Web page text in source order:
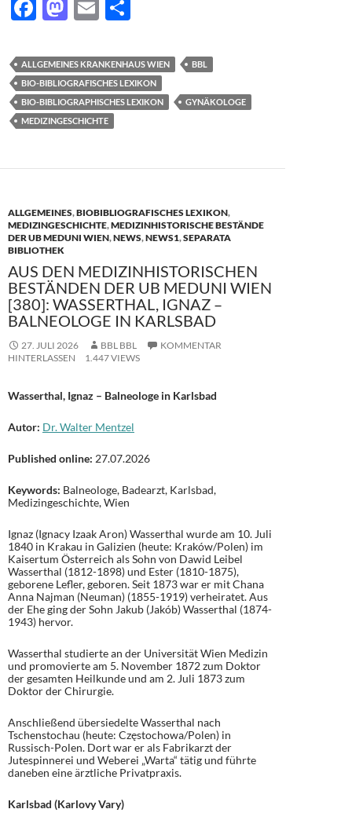
F
e
b
o
o
M
to
d
o
n
E
ail le
n
ALLGEMEINES KRANKENHAUS WIEN
BBL
BIO-BIBLIOGRAFISCHES LEXIKON
BIO-BIBLIOGRAPHISCHES LEXIKON
GYNÄKOLOGE
MEDIZINGESCHICHTE
ALLGEMEINES,BIOBIBLIOGRAFISCHES LEXIKON,
MEDIZINGESCHICHTE,MEDIZINHISTORISCHE BESTÄNDE
DER UB MEDUNI WIEN,NEWS,NEWS1,SEPARATA
BIBLIOTHEK
AUS DEN MEDIZINHISTORISCHEN
BESTÄNDEN DER UB MEDUNI WIEN
[380]: WASSERTHAL, IGNAZ –
BALNEOLOGE IN KARLSBAD
27. JULI 2026 BBL BBL
KOMMENTAR
HINTERLASSEN
1.447 VIEWS
Wasserthal, Ignaz – Balneologe in Karlsbad
Autor: Dr. Walter Mentzel
Published online: 27.07.2026
Keywords: Balneologe, Badearzt, Karlsbad,
Medizingeschichte, Wien
Ignaz (Ignacy Izaak Aron) Wasserthal wurde am 10. Juli
1840 in Krakau in Galizien (heute: Kraków/Polen) im
Kaisertum Österreich als Sohn von Dawid Leibel
Wasserthal (1812-1898) und Ester (1810-1875),
geborene Lefler, geboren. Seit 1873 war er mit Chana
Anna Najman (Neuman) (1855-1919) verheiratet. Aus
der Ehe ging der Sohn Jakub (Jakób) Wasserthal (1874-
1943) hervor.
Wasserthal studierte an der Universität Wien Medizin
und promovierte am 5. November 1872 zum Doktor
der gesamten Heilkunde und am 2. Juli 1873 zum
Doktor der Chirurgie.
Anschließend übersiedelte Wasserthal nach
Tschenstochau (heute: Częstochowa/Polen) in
Russisch-Polen. Dort war er als Fabrikarzt der
Jutespinnerei und Weberei „Warta“ tätig und führte
daneben eine ärztliche Privatpraxis.
Karlsbad (Karlovy Vary)